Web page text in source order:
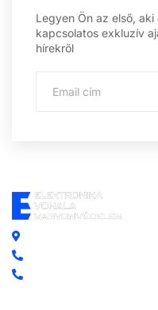
Legyen Ön az első,
kapcsolatos exkluzív
hírekről